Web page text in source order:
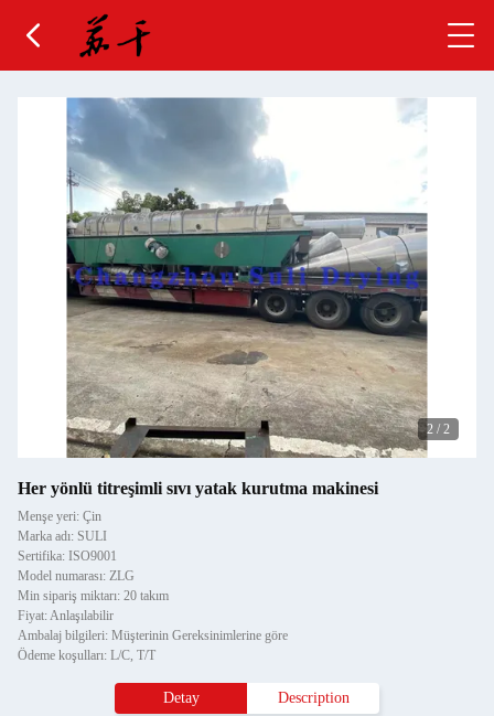
2 / 2
Her yönlü titreşimli sıvı yatak kurutma makinesi
Menşe yeri: Çin
Marka adı: SULI
Sertifika: ISO9001
Model numarası: ZLG
Min sipariş miktarı: 20 takım
Fiyat: Anlaşılabilir
Ambalaj bilgileri: Müşterinin Gereksinimlerine göre
Ödeme koşulları: L/C, T/T
Detay Description